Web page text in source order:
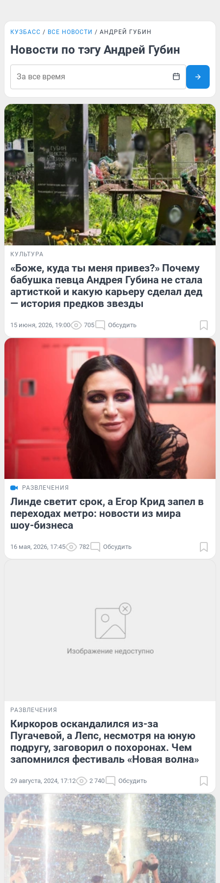
КУЗБАСС ВСЕ НОВОСТИ АНДРЕЙ ГУБИН
Новости по тэгу Андрей Губин
КУЛЬТУРА
«Боже, куда ты меня привез?» Почему
бабушка певца Андрея Губина не стала
артисткой и какую карьеру сделал дед
— история предков звезды
15 июня, 2026, 19:00 705 Обсудить
РАЗВЛЕЧЕНИЯ
Линде светит срок, а Егор Крид запел в
переходах метро: новости из мира
шоу-бизнеса
16 мая, 2026, 17:45 782 Обсудить
РАЗВЛЕЧЕНИЯ
Киркоров оскандалился из-за
Пугачевой, а Лепс, несмотря на юную
подругу, заговорил о похоронах. Чем
запомнился фестиваль «Новая волна»
29 августа, 2024, 17:12 2 740 Обсудить